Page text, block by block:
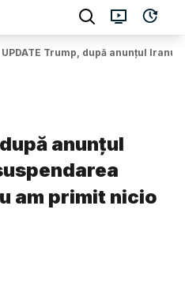
UPDATE Trump, după anunțul
anunțul
am primit nicio